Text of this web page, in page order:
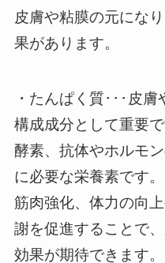
皮膚や粘膜の元にな
果があります。
・たんぱく質･･･皮
構成成分として重要で
酵素、抗体やホルモ
に必要な栄養素です。
筋肉強化、体力の向
謝を促進することで
効果が期待できます。